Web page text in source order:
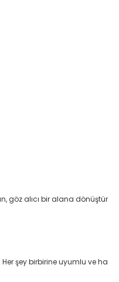
göz alıcı bir alana dönüştür
şey birbirine uyumlu ve ha